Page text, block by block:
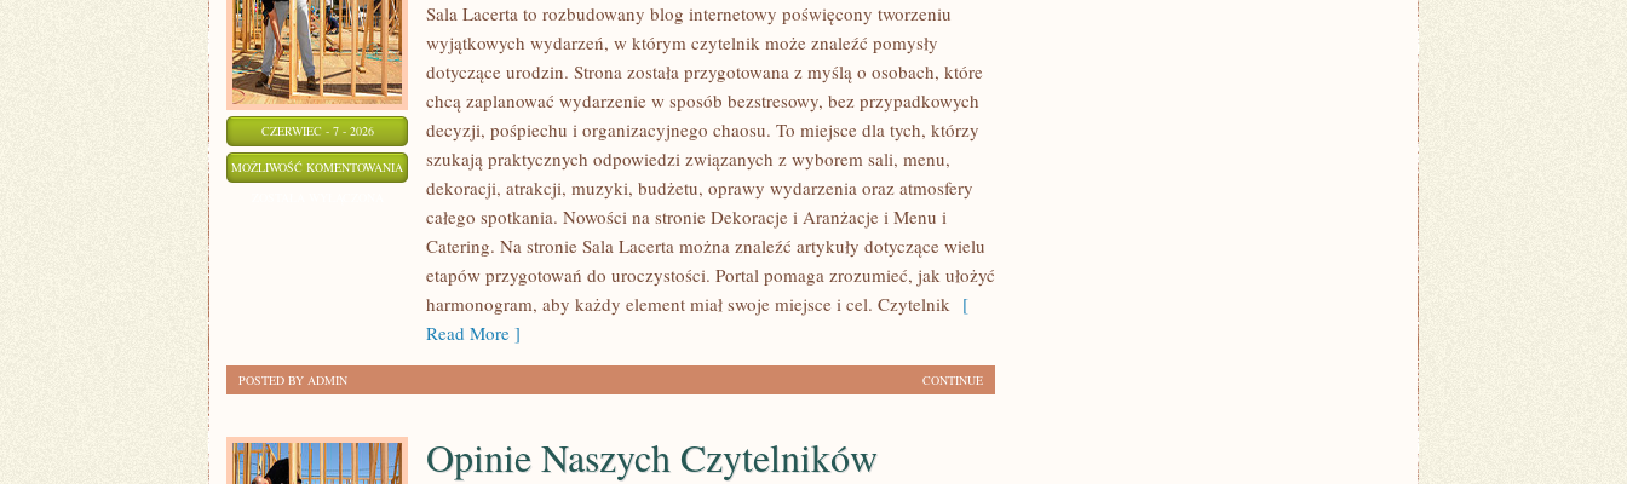
CZERWIEC - 7 - 2026
MOŻLIWOŚĆ KOMENTOWANIA CHECKLISTY
GOTOWE
PLANY
Sala Lacerta to rozbudowany blog internetowy poświęcony tworzeniu
wyjątkowych wydarzeń, w którym czytelnik może znaleźć pomysły
dotyczące urodzin. Strona została przygotowana z myślą o osobach, które
chcą zaplanować wydarzenie w sposób bezstresowy, bez przypadkowych
decyzji, pośpiechu i organizacyjnego chaosu. To miejsce dla tych, którzy
szukają praktycznych odpowiedzi związanych z wyborem sali, menu,
dekoracji, atrakcji, muzyki, budżetu, oprawy wydarzenia oraz atmosfery
całego spotkania. Nowości na stronie Dekoracje i Aranżacje i Menu i
Catering. Na stronie Sala Lacerta można znaleźć artykuły dotyczące wielu
etapów przygotowań do uroczystości. Portal pomaga zrozumieć, jak ułożyć
harmonogram, aby każdy element miał swoje miejsce i cel. Czytelnik [
Read More ]
CONTINUE
POSTED BY ADMIN
Opinie Naszych Czytelników